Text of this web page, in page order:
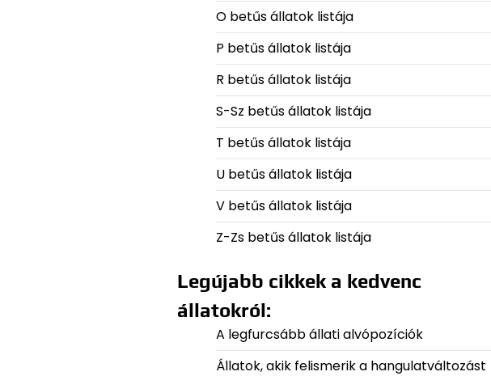
O betűs állatok listája
P betűs állatok listája
R betűs állatok listája
S-Sz betűs állatok listája
T betűs állatok listája
U betűs állatok listája
V betűs állatok listája
Z-Zs betűs állatok listája
Legújabb cikkek a kedvenc
állatokról:
A legfurcsább állati alvópozíciók
Állatok, akik felismerik a hangulatváltozást